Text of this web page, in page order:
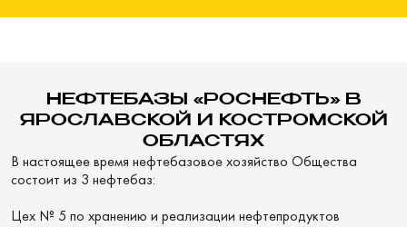
НЕФТЕБАЗЫ «РОСНЕФТЬ» В
ЯРОСЛАВСКОЙ И КОСТРОМСКОЙ
ОБЛАСТЯХ
В настоящее время нефтебазовое хозяйство Общества
состоит из 3 нефтебаз:
Цех № 5 по хранению и реализации нефтепродуктов